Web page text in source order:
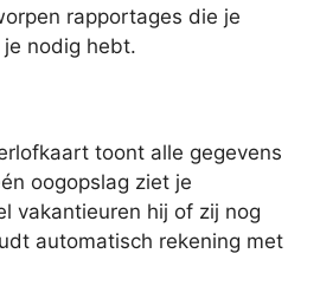
rapportages die je
nodig hebt.
toont alle gegevens
oogopslag ziet je
vakantieuren hij of zij nog
automatisch rekening met